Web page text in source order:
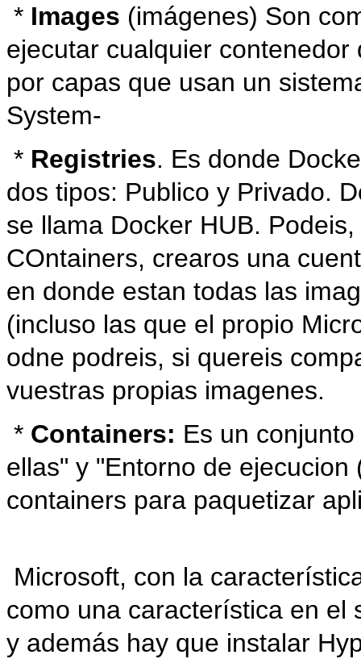
* Images (imágenes) Son
ejecutar cualquier
por capas que usan un
System-
* Registries. Es donde
dos tipos: Publico y Privado.
se llama Docker HUB.
COntainers, crearos una
en donde estan todas las
(incluso las que el propio
odne podreis, si quereis
vuestras propias imagenes.
* Containers: Es un
ellas" y "Entorno de
containers para paquetizar
Microsoft, con la
como una característica en el
y además hay que instalar